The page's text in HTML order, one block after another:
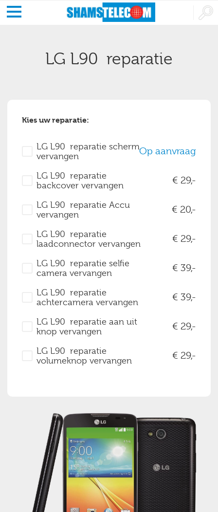
LG L90 reparatie
Kies uw reparatie:
LG L90 reparatie scherm
vervangen
Op aanvraag
LG L90 reparatie
backcover vervangen
29,-
LG L90 reparatie Accu
vervangen
20,-
LG L90 reparatie
laadconnector vervangen
29,-
LG L90 reparatie selfie
camera vervangen
39,-
LG L90 reparatie
achtercamera vervangen
39,-
LG L90 reparatie aan uit
knop vervangen
29,-
LG L90 reparatie
volumeknop vervangen
29,-